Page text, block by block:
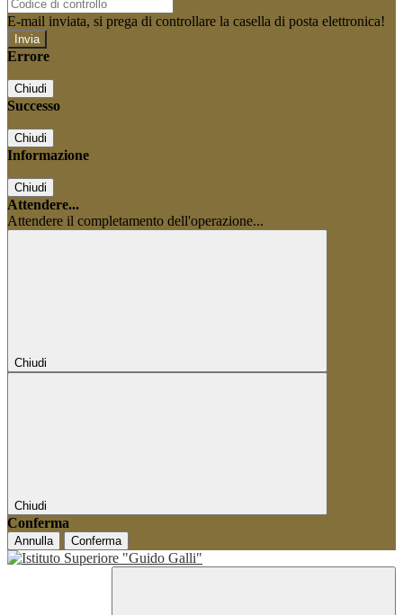
E-mail inviata, si prega di controllare la casella di posta elettronica!
Errore
Chiudi
Successo
Chiudi
Informazione
Chiudi
Attendere...
Attendere il completamento dell'operazione...
Chiudi
Chiudi
Conferma
Annulla Conferma